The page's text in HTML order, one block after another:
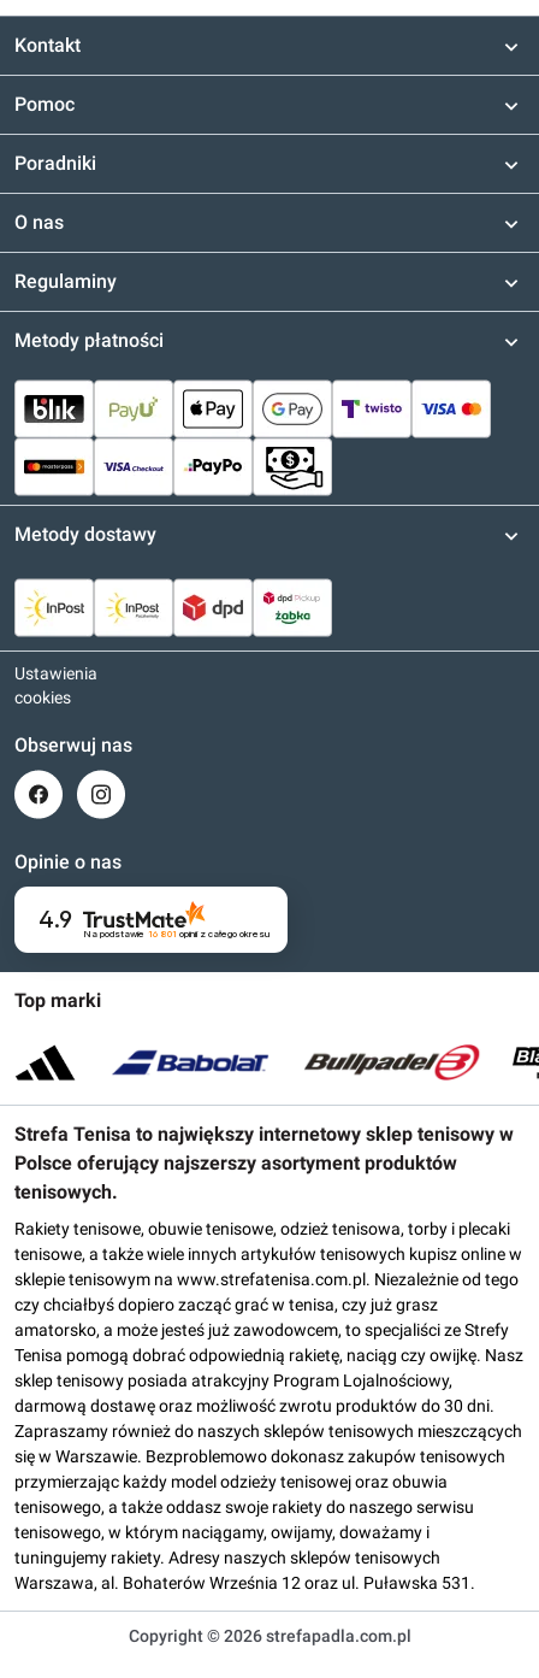
Kontakt
Pomoc
Poradniki
O nas
Regulaminy
Top marki
Strefa Tenisa to największy internetowy sklep tenisowy w
Polsce oferujący najszerszy asortyment produktów
tenisowych.
Rakiety tenisowe, obuwie tenisowe, odzież tenisowa, torby i plecaki
tenisowe, a także wiele innych artykułów tenisowych kupisz online w
sklepie tenisowym na www.strefatenisa.com.pl. Niezależnie od tego
czy chciałbyś dopiero zacząć grać w tenisa, czy już grasz
amatorsko, a może jesteś już zawodowcem, to specjaliści ze Strefy
Tenisa pomogą dobrać odpowiednią rakietę, naciąg czy owijkę. Nasz
sklep tenisowy posiada atrakcyjny Program Lojalnościowy,
darmową dostawę oraz możliwość zwrotu produktów do 30 dni.
Zapraszamy również do naszych sklepów tenisowych mieszczących
się w Warszawie. Bezproblemowo dokonasz zakupów tenisowych
przymierzając każdy model odzieży tenisowej oraz obuwia
tenisowego, a także oddasz swoje rakiety do naszego serwisu
tenisowego, w którym naciągamy, owijamy, doważamy i
tuningujemy rakiety. Adresy naszych sklepów tenisowych
Warszawa, al. Bohaterów Września 12 oraz ul. Puławska 531.
Metody płatności
Metody dostawy
Ustawienia
cookies
Obserwuj nas
Opinie o nas
4.9
Na podstawie 16 801 opinii z całego okresu
Copyright © 2026 strefapadla.com.pl